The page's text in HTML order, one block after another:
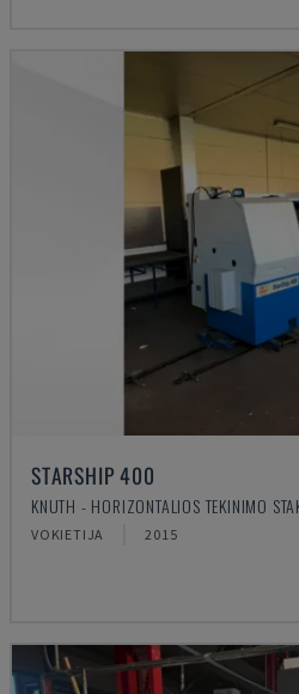
STARSHIP 400
KNUTH - HORIZONTALIOS TEKINIMO
VOKIETIJA 2015